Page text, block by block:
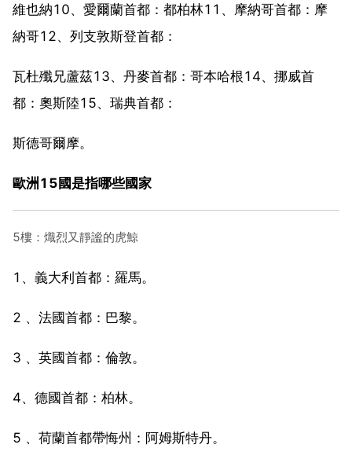
維也納10、愛爾蘭首都：都柏林11、摩納哥首都：摩
納哥12、列支敦斯登首都：
瓦杜殲兄蘆茲13、丹麥首都：哥本哈根14、挪威首
都：奧斯陸15、瑞典首都：
斯德哥爾摩。
歐洲15國是指哪些國家
5樓：熾烈又靜謐的虎鯨
1、義大利首都：羅馬。
2 、法國首都：巴黎。
3 、英國首都：倫敦。
4、德國首都：柏林。
5 、荷蘭首都帶悔州：阿姆斯特丹。